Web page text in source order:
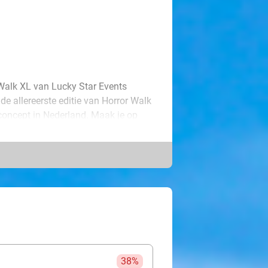
XL van Lucky Star Events
allereerste editie van Horror Walk
in Nederland. Maak je op
gethematiseerde scarezones,
, geluids- en special effects
een eigen thema en biedt telkens
ervaring. Klaar met
muziek en horeca. Een
38%